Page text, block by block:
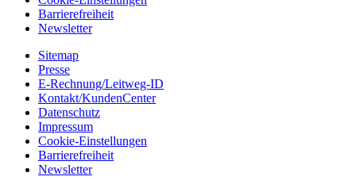
Barrierefreiheit
Newsletter
Sitemap
Presse
E-Rechnung/Leitweg-ID
Kontakt/KundenCenter
Datenschutz
Impressum
Cookie-Einstellungen
Barrierefreiheit
Newsletter